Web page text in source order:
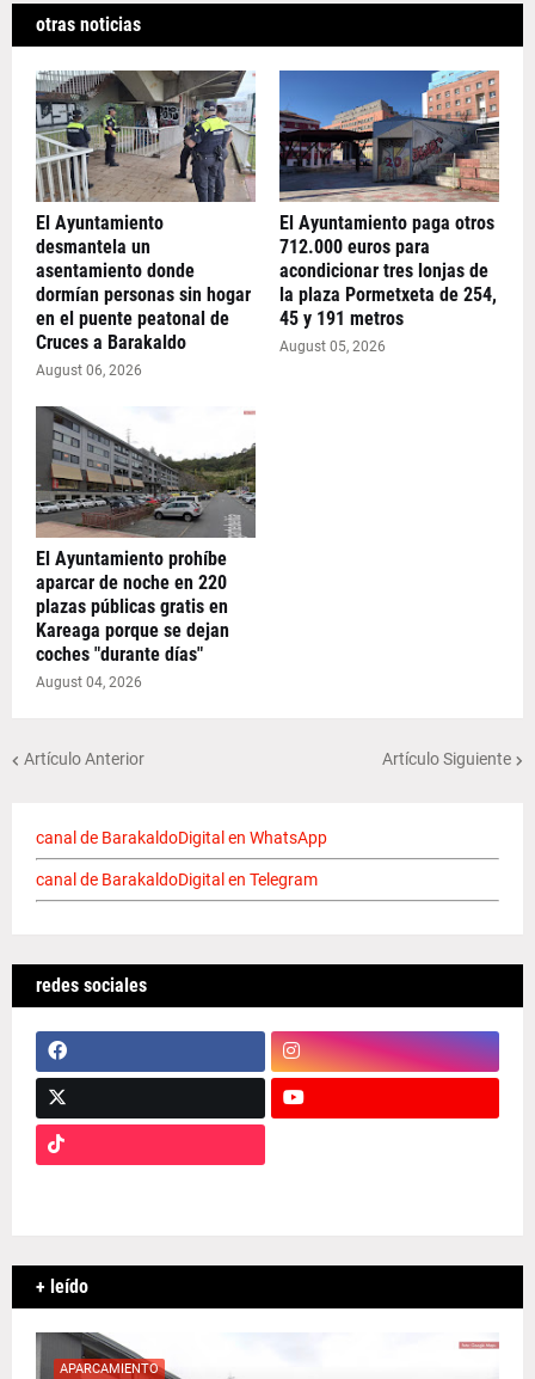
otras noticias
El Ayuntamiento
desmantela un
asentamiento donde
dormían personas sin hogar
en el puente peatonal de
Cruces a Barakaldo
August 06, 2026
El Ayuntamiento paga otros
712.000 euros para
acondicionar tres lonjas de
la plaza Pormetxeta de 254,
45 y 191 metros
August 05, 2026
El Ayuntamiento prohíbe
aparcar de noche en 220
plazas públicas gratis en
Kareaga porque se dejan
coches "durante días"
August 04, 2026
Artículo Anterior Artículo Siguiente
canal de BarakaldoDigital en WhatsApp
canal de BarakaldoDigital en Telegram
redes sociales
+ leído
APARCAMIENTO